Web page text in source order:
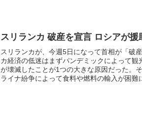
スリランカ 破産を宣言 ロシアが援
スリランカが、今週5日になって首相が「破
カ経済の低迷はまずパンデミックによって観
が壊滅したことが1つの大きな原因だった。
ライナ紛争によって食料や燃料の輸入が困難